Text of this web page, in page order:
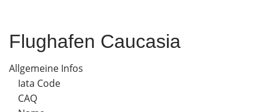
Flughafen Caucasia
Allgemeine Infos
Iata Code
CAQ